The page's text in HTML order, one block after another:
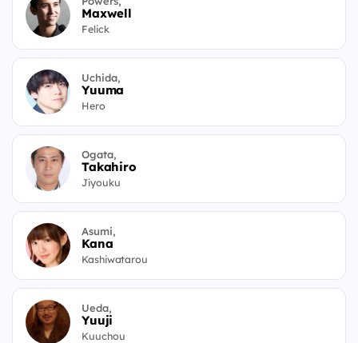
Maxwell
Felick
Uchida,
Yuuma
Hero
Ogata,
Takahiro
Jiyouku
Asumi,
Kana
Kashiwatarou
Ueda,
Yuuji
Kuuchou